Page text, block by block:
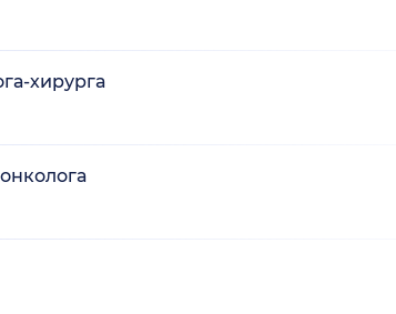
хирурга